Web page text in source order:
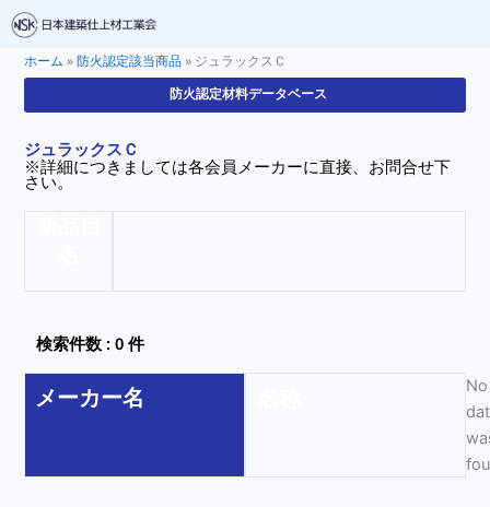
ホーム »防火認定該当商品» ジュラックスＣ
防火認定材料データベース
ジュラックスＣ
※詳細につきましては各会員メーカーに直接、お問合せ下
さい。
検索件数 : 0 件
メーカー名
No